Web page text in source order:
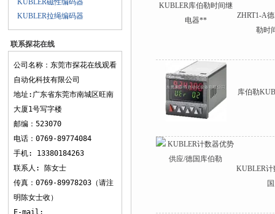
KUBLER磁性编码器
KUBLER拉绳编码器
联系探花在线
观看
公司名称：东莞市探花在线观看
自动化科技有限公司
地址:广东省东莞市南城区旺南
大厦1号写字楼
邮编：523070
电话：0769-89774084
手机: 13380184263
联系人: 陈女士
传真：0769-89978203（请注
明陈女士收）
E-mail:
ZHRT1-A
勒时
库伯勒
KUBLER